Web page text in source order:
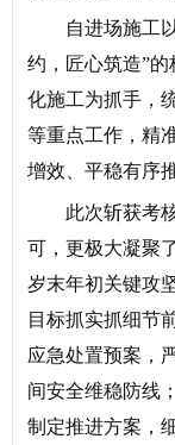
自进场施工
约，匠心筑造”
化施工为抓手，
等重点工作，精
增效、平稳有序
此次斩获考
可，更极大凝聚
岁末年初关键攻
目标抓实抓细节
应急处置预案，
间安全维稳防线
制定推进方案，